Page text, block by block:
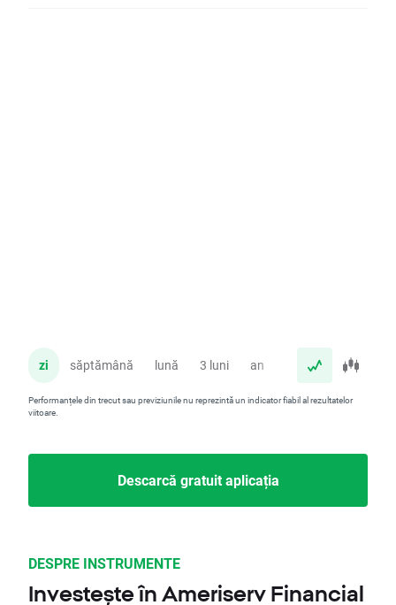
zi săptămână lună 3 luni an
Performanțele din trecut sau previziunile nu reprezintă un indicator fiabil al rezultatelor
viitoare.
Descarcă gratuit aplicația
DESPRE INSTRUMENTE
Investește în Ameriserv Financial